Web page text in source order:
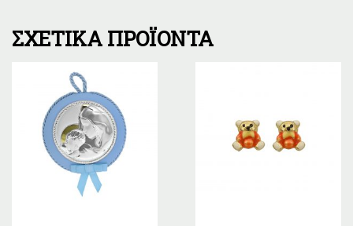
ΣΧΕΤΙΚΆ ΠΡΟΪΌΝΤΑ